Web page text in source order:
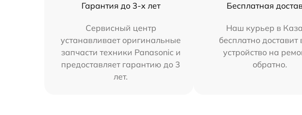
Гарантия до 3-х лет
Сервисный центр
устанавливает оригинальные
запчасти техники Panasonic и
предоставляет гарантию до 3
лет.
Бесплатная
Наш курьер в
бесплатно доставит
устройство на
обратно.